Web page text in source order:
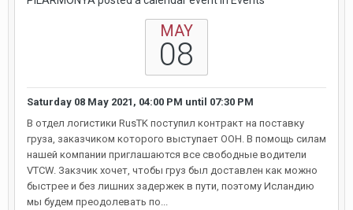
MAY
08
Saturday 08 May 2021, 04:00 PM until 07:30 PM
В отдел логистики RusTK поступил контракт на поставку
груза, заказчиком которого выступает ООН. В помощь силам
нашей компании приглашаются все свободные водители
VTCW. Закзчик хочет, чтобы груз был доставлен как можно
быстрее и без лишних задержек в пути, поэтому Исландию
мы будем преодолевать по...